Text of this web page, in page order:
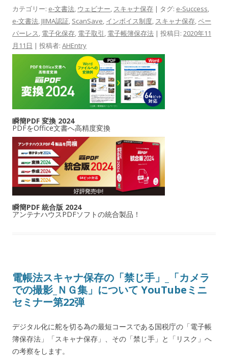
カテゴリー: e-文書法, ウェビナー, スキャナ保存 | タグ: e-Success,
e-文書法, JIIMA認証, ScanSave, インボイス制度, スキャナ保存,ペー
パーレス, 電子化保存, 電子取引, 電子帳簿保存法 | 投稿日: 2020年11
月11日 | 投稿者: AHEntry
瞬簡PDF 変換 2024
PDFをOffice文書へ高精度変換
瞬簡PDF 統合版 2024
アンテナハウスPDFソフトの統合製品！
電帳法スキャナ保存の「禁じ手」_「カメラ
での撮影_ＮＧ集」について YouTubeミニ
セミナー第22弾
デジタル化に舵を切る為の最短コースである国税庁の「電子帳
簿保存法」「スキャナ保存」、その「禁じ手」と「リスク」へ
の考察をします。